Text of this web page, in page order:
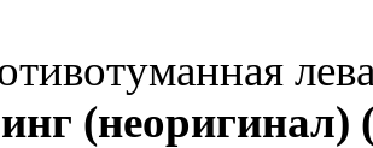
(неоригинал)